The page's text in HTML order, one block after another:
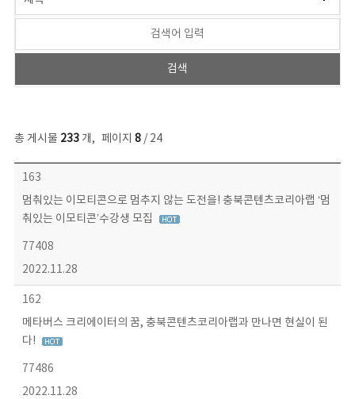
총 게시물 233개, 페이지 8/ 24
보도자료 목록 - 번호, 제목, 작성자, 파일, 조회수, 작성일 정보 제공
163
멈춰있는 이모티콘으로 멈추지 않는 도전을! 충북콘텐츠코리아랩 ‘멈
춰있는 이모티콘’수강생 모집
77408
2022.11.28
162
메타버스 크리에이터의 꿈, 충북콘텐츠코리아랩과 만나면 현실이 된
다!
77486
2022.11.28